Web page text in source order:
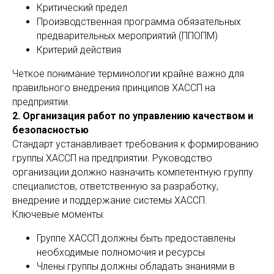
Критический предел
Производственная программа обязательных
предварительных мероприятий (ППОПМ)
Критерий действия
Четкое понимание терминологии крайне важно для
правильного внедрения принципов ХАССП на
предприятии.
2. Организация работ по управлению качеством и
безопасностью
Стандарт устанавливает требования к формированию
группы ХАССП на предприятии. Руководство
организации должно назначить компетентную группу
специалистов, ответственную за разработку,
внедрение и поддержание системы ХАССП.
Ключевые моменты:
Группе ХАССП должны быть предоставлены
необходимые полномочия и ресурсы
Члены группы должны обладать знаниями в